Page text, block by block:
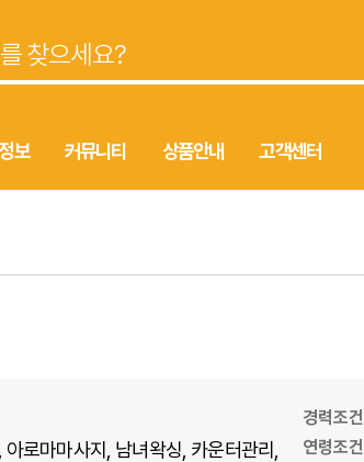
보 커뮤니티 상품안내 고객센터
아로마마사지 남녀왁싱 카운터관리
경력조건
연령조건